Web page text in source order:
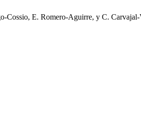
Cossio, E. Romero-Aguirre, y C.